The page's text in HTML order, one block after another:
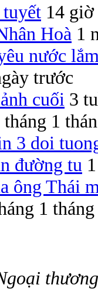
14
Hoà 1
nước
trước
cuối 3
tháng 1
3 doi
đường tu
ông Thái
1